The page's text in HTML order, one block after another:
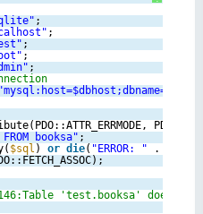
;‎
;‎
;‎
;‎
;‎
booksa" ;‎
$sql ) or die( "ERROR: "
.
'test.booksa' doesn't